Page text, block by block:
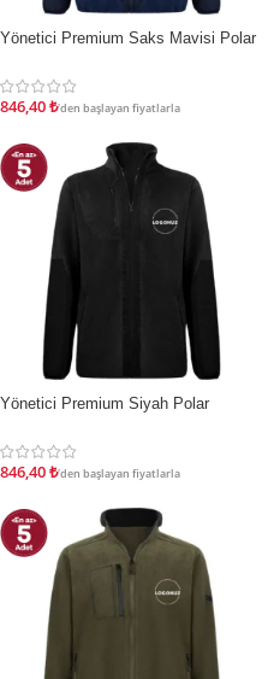
İNDIRIM
Yönetici Premium Saks Mavisi Polar
846,40₺'den başlayan fiyatlarla
İNDIRIM
Yönetici Premium Siyah Polar
846,40₺'den başlayan fiyatlarla